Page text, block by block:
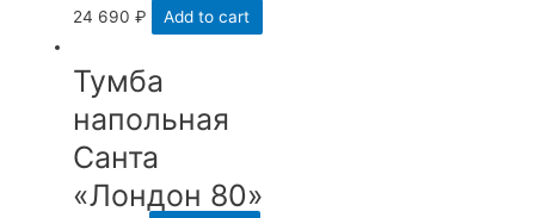
24 690₽ Add to cart
Тумба
напольная
Санта
«Лондон 80»